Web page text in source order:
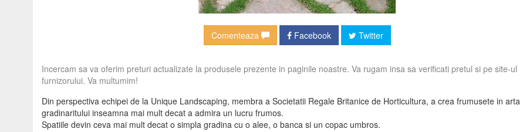
Comenteaza Facebook Twitter
Incercam sa va oferim preturi actualizate la produsele prezente in paginile noastre. Va rugam insa sa verificati pretul si pe site-ul
furnizorului. Va multumim!
Din perspectiva echipei de la Unique Landscaping, membra a Societatii Regale Britanice de Horticultura, a crea frumusete in arta
gradinaritului inseamna mai mult decat a admira un lucru frumos.
Spatiile devin ceva mai mult decat o simpla gradina cu o alee, o banca si un copac umbros.